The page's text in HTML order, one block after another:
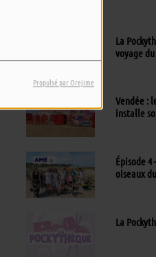
Propulsé par Orejime
La
voyage
Vendée :
installe
Épisode 4
oiseaux
La